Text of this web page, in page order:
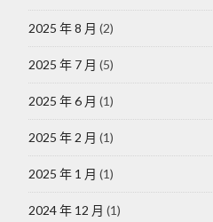
2025 年 8 月 (2)
2025 年 7 月 (5)
2025 年 6 月 (1)
2025 年 2 月 (1)
2025 年 1 月 (1)
2024 年 12 月 (1)